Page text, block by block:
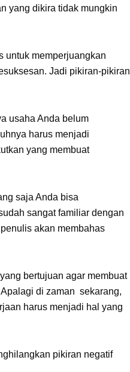
yang dikira tidak mungkin
untuk memperjuangkan
Jadi pikiran-pikiran
usaha Anda belum
harus menjadi
yang membuat
saja Anda bisa
sangat familiar dengan
akan membahas
bertujuan agar membuat
di zaman sekarang,
harus menjadi hal yang
pikiran negatif